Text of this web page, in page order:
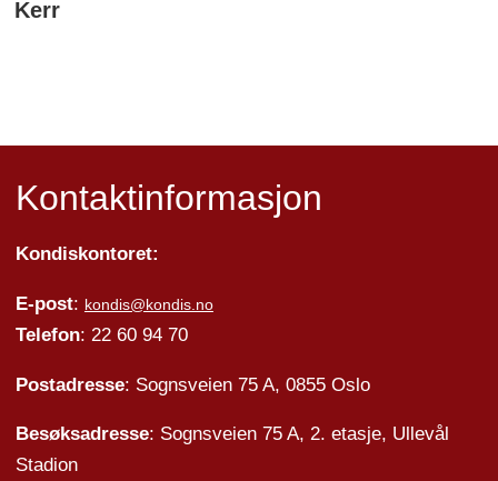
Kerr
Kontaktinformasjon
Kondiskontoret:
E-post: kondis@kondis.no
Telefon: 22 60 94 70
Postadresse: Sognsveien 75 A, 0855 Oslo
Besøksadresse: Sognsveien 75 A, 2. etasje, Ullevål
Stadion